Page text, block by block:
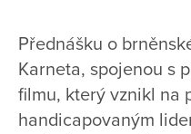
Přednášku o
Karneta, spojenou s
filmu, který vznikl na
handicapovaným